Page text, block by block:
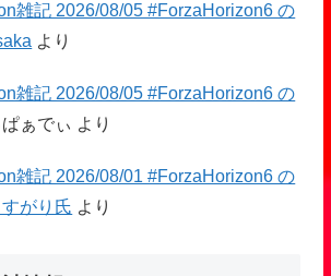
雑記 2026/08/05 #ForzaHorizon6 の
より
雑記 2026/08/05 #ForzaHorizon6 の
ぁでぃ より
雑記 2026/08/01 #ForzaHorizon6 の
がり氏 より